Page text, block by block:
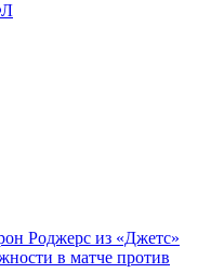
Роджерс из «Джетс»
в матче против